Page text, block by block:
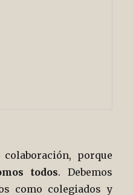
porque
todos. Debemos
como colegiados y